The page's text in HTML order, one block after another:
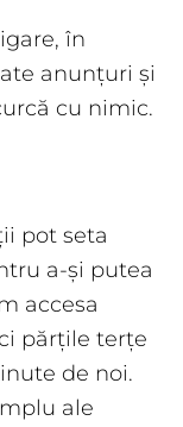
în
anunțuri și
cu nimic.
pot seta
a-și putea
accesa
părțile terțe
de noi.
ale